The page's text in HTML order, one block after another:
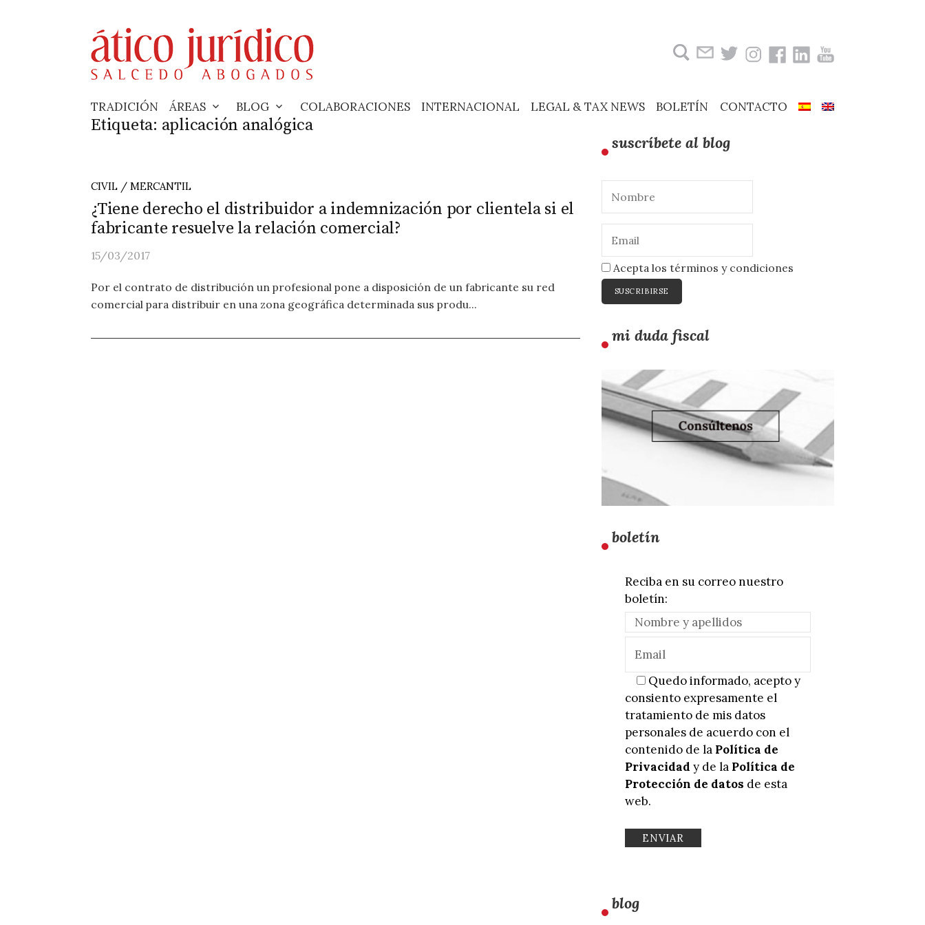
TRADICIÓN ÁREAS BLOG COLABORACIONES INTERNACIONAL LEGAL & TAX NEWS BOLETÍN CONTACTO
Etiqueta: aplicación analógica
CIVIL / MERCANTIL
¿Tiene derecho el distribuidor a indemnización por clientela si el
fabricante resuelve la relación comercial?
15/03/2017
Por el contrato de distribución un profesional pone a disposición de un fabricante su red
comercial para distribuir en una zona geográfica determinada sus produ...
suscríbete al blog
Acepta los términos y condiciones
mi duda fiscal
boletín
Reciba en su correo nuestro
boletín:
Quedo informado, acepto y
consiento expresamente el
tratamiento de mis datos
personales de acuerdo con el
contenido de la Política de
Privacidad y de la Política de
Protección de datos de esta
web.
blog